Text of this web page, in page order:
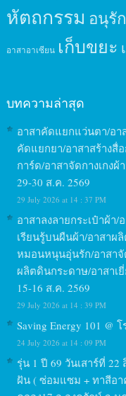
หัตถกรรม อนุรั
อาสาอาเซียน เก็บขยะ
บทความล่าสุด
อาสาคัดแยกแว่นตา/อา
คัดแยกยา/อาสาสร้างสื่
การ์ด/อาสาจัดกางเกง
29-30 ส.ค. 2569
29 July 2026 at 14 : 37 PM
อาสาลงลายกระเป๋าผ้า
เรียนรู้บนผืนผ้า/อาสาผ
หมอนหนุนอุ่นรัก/อาสาจั
ผลิตดินกระดาษ/อาสาเ
15-16 ส.ค. 2569
29 July 2026 at 14 : 39 PM
Saving Energy 101 @
24 July 2026 at 14 : 09 PM
รุ่น 1 ปี 69 วันเสาร์ที่
ฝัน ( ซ่อมแซม + ทาสีอา